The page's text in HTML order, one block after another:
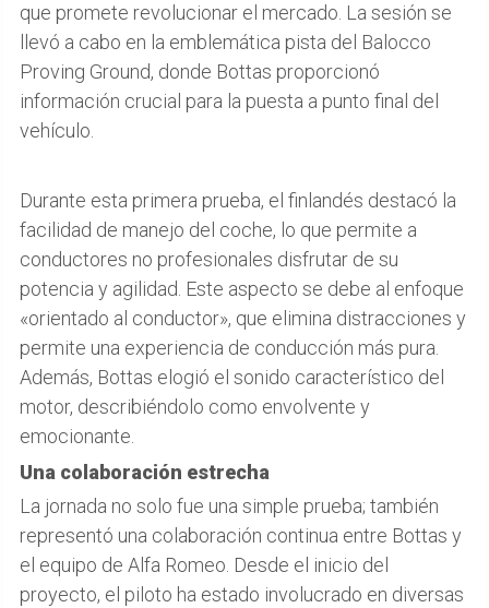
que promete revolucionar el mercado. La sesión se
llevó a cabo en la emblemática pista del Balocco
Proving Ground, donde Bottas proporcionó
información crucial para la puesta a punto final del
vehículo.
Durante esta primera prueba, el finlandés destacó la
facilidad de manejo del coche, lo que permite a
conductores no profesionales disfrutar de su
potencia y agilidad. Este aspecto se debe al enfoque
«orientado al conductor», que elimina distracciones y
permite una experiencia de conducción más pura.
Además, Bottas elogió el sonido característico del
motor, describiéndolo como envolvente y
emocionante.
Una colaboración estrecha
La jornada no solo fue una simple prueba; también
representó una colaboración continua entre Bottas y
el equipo de Alfa Romeo. Desde el inicio del
proyecto, el piloto ha estado involucrado en diversas